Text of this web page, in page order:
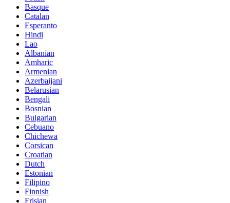
Basque
Catalan
Esperanto
Hindi
Lao
Albanian
Amharic
Armenian
Azerbaijani
Belarusian
Bengali
Bosnian
Bulgarian
Cebuano
Chichewa
Corsican
Croatian
Dutch
Estonian
Filipino
Finnish
Frisian